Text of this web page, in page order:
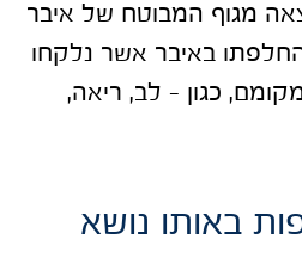
מגוף המבוטח של איבר
באיבר אשר נלקחו
כגון – לב, ריאה,
באותו נושא